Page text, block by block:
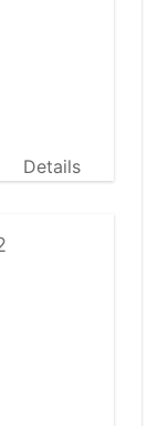
Details